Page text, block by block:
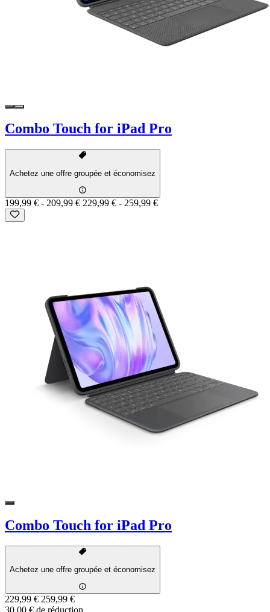
Combo Touch for iPad Pro
Achetez une offre groupée et économisez
199,99 € - 209,99 € 229,99 € - 259,99 €
Combo Touch for iPad Pro
Achetez une offre groupée et économisez
229,99 € 259,99 €